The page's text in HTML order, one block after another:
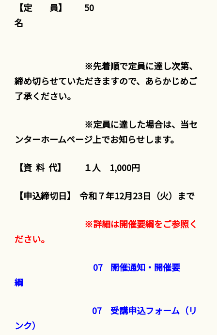
【定 員】 50
※先着順で定員に達し次第、
締め切らせていただきますので、あらかじめご
了承ください。
※定員に達した場合は、当セ
ンターホームページ上でお知らせします。
【資 料 代】 １人 1,000円
【申込締切日】 令和７年12月23日（火）まで
※詳細は開催要綱をご参照く
ださい。
07 開催通知・開催要
綱
07 受講申込フォーム（リ
ンク）